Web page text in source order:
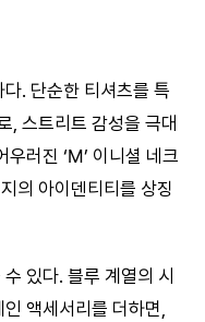
. 단순한 티셔츠를 특
, 스트리트 감성을 극대
러진 ‘M’ 이니셜 네크
의 아이덴티티를 상징
있다. 블루 계열의 시
액세서리를 더하면,